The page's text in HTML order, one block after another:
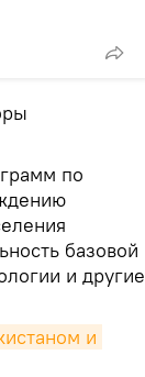
по
базовой
и другие
и